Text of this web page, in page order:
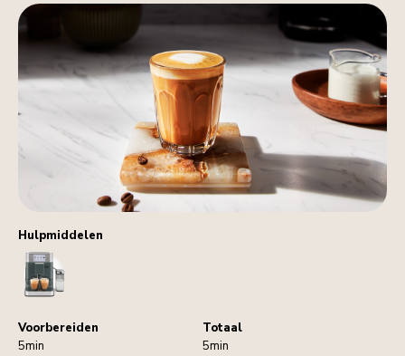
Hulpmiddelen
CoffeeMachine
Voorbereiden
5min
Totaal
5min